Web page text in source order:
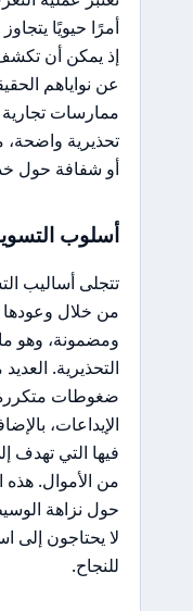
أمرًا حيويًا
إذ يمكن أن
عن نواياهم
ممارسات
تحذيرية
أو شفافة حول
أسلوب
من خلال وعودها
ومضمونة، وهو ما
التحذيرية.
ضغوطات
الإيداعات،
فيها التي تهدف
من الأموال. هذه
حول نزاهة
لا يحتاجون إلى
للنجاح.